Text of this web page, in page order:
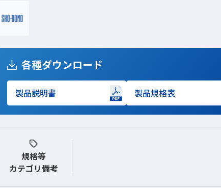
各種ダウンロード
製品説明書
新しいWindowで開きます 製品規格表
新しいWindowで開き
規格等
カテゴリ備考